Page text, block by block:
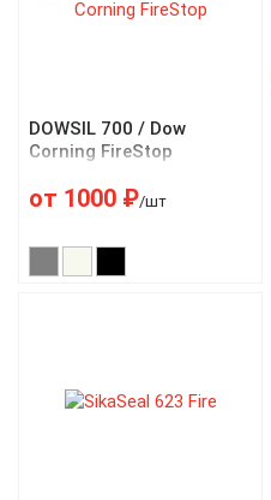
DOWSIL 700 / Dow
Corning FireStop
от 1000 ₽/шт